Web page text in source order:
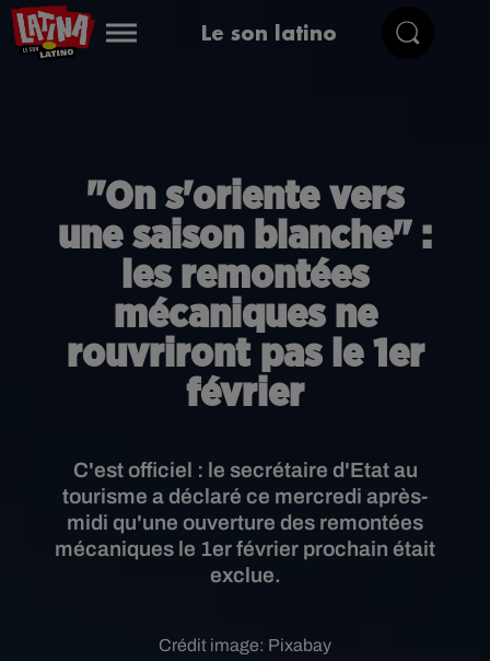
Le son latino
"On s'oriente vers
une saison blanche" :
les remontées
mécaniques ne
rouvriront pas le 1er
février
C'est officiel : le secrétaire d'Etat au
tourisme a déclaré ce mercredi après-
midi qu'une ouverture des remontées
mécaniques le 1er février prochain était
exclue.
Crédit image: Pixabay